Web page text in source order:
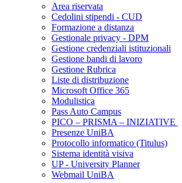
Area riservata
Cedolini stipendi - CUD
Formazione a distanza
Gestionale privacy - DPM
Gestione credenziali istituzionali
Gestione bandi di lavoro
Gestione Rubrica
Liste di distribuzione
Microsoft Office 365
Modulistica
Pass Auto Campus
PICO – PRISMA – INIZIATIVE
Presenze UniBA
Protocollo informatico (Titulus)
Sistema identità visiva
UP - University Planner
Webmail UniBA